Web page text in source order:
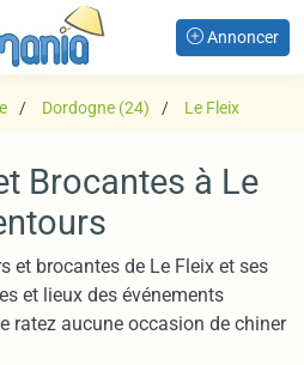
Annoncer
Dordogne (24) Le Fleix
Brocantes à Le
et brocantes de Le Fleix et ses
et lieux des événements
ratez aucune occasion de chiner